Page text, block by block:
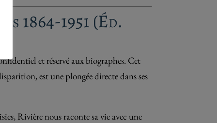
1864-1951 (Éd.
et réservé aux biographes. Cet
est une plongée directe dans ses
Rivière nous raconte sa vie avec une